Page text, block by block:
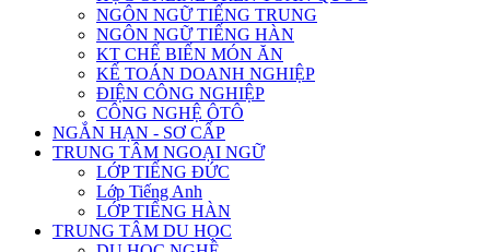
NGÔN NGỮ TIẾNG TRUNG
NGÔN NGỮ TIẾNG HÀN
KT CHẾ BIẾN MÓN ĂN
KẾ TOÁN DOANH NGHIỆP
ĐIỆN CÔNG NGHIỆP
CÔNG NGHỆ ÔTÔ
NGẮN HẠN - SƠ CẤP
TRUNG TÂM NGOẠI NGỮ
LỚP TIẾNG ĐỨC
Lớp Tiếng Anh
LỚP TIẾNG HÀN
TRUNG TÂM DU HỌC